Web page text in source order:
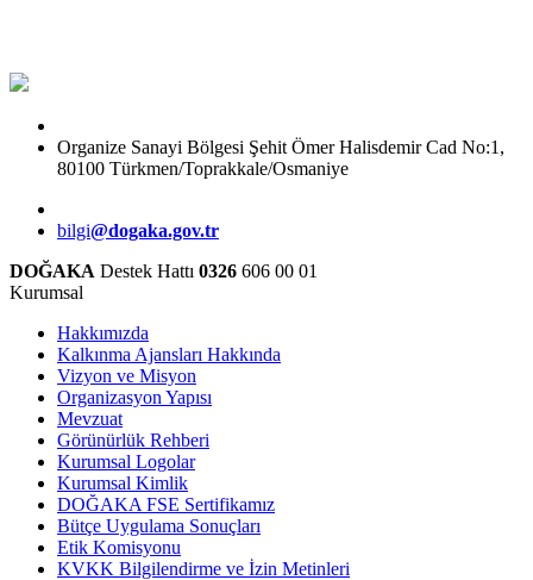
Organize Sanayi Bölgesi Şehit Ömer Halisdemir Cad No:1,
80100 Türkmen/Toprakkale/Osmaniye
bilgi@dogaka.gov.tr
DOĞAKA Destek Hattı 0326 606 00 01
Kurumsal
Hakkımızda
Kalkınma Ajansları Hakkında
Vizyon ve Misyon
Organizasyon Yapısı
Mevzuat
Görünürlük Rehberi
Kurumsal Logolar
Kurumsal Kimlik
DOĞAKA FSE Sertifikamız
Bütçe Uygulama Sonuçları
Etik Komisyonu
KVKK Bilgilendirme ve İzin Metinleri